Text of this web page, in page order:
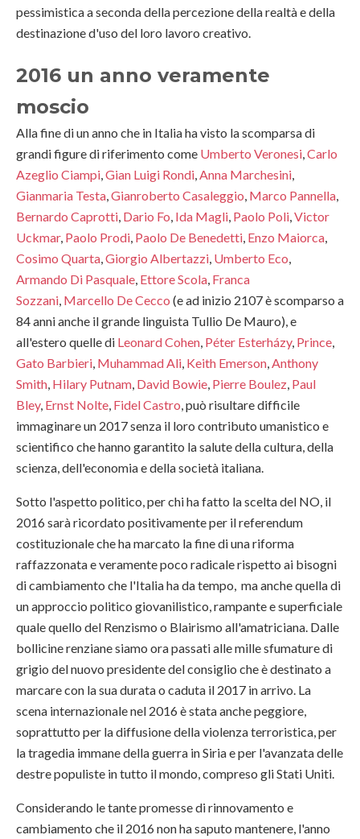
pessimistica a seconda della percezione della realtà e della
destinazione d'uso del loro lavoro creativo.
2016 un anno veramente
moscio
Alla fine di un anno che in Italia ha visto la scomparsa di
grandi figure di riferimento come Umberto Veronesi Carlo
Azeglio Ciampi Gian Luigi Rondi Anna Marchesini
Gianmaria Testa Gianroberto Casaleggio Marco Pannella
Bernardo Caprotti Dario Fo Ida Magli Paolo Poli Victor
Uckmar, Paolo Prodi Paolo De Benedetti Enzo Maiorca
Cosimo Quarta Giorgio Albertazzi Umberto Eco
Armando Di Pasquale Ettore Scola Franca
Sozzani Marcello De Cecco (e ad inizio 2107 è scomparso a
84 anni anche il grande linguista Tullio De Mauro), e
all'estero quelle di Leonard Cohen Péter Esterházy, Prince
Gato Barbieri Muhammad Ali Keith Emerson Anthony
Smith Hilary Putnam David Bowie Pierre Boulez Paul
Bley, Ernst Nolte Fidel Castro , può risultare difficile
immaginare un 2017 senza il loro contributo umanistico e
scientifico che hanno garantito la salute della cultura, della
scienza, dell'economia e della società italiana.
Sotto l'aspetto politico, per chi ha fatto la scelta del NO, il
2016 sarà ricordato positivamente per il referendum
costituzionale che ha marcato la fine di una riforma
raffazzonata e veramente poco radicale rispetto ai bisogni
di cambiamento che l'Italia ha da tempo, ma anche quella di
un approccio politico giovanilistico, rampante e superficiale
quale quello del Renzismo o Blairismo all'amatriciana. Dalle
bollicine renziane siamo ora passati alle mille sfumature di
grigio del nuovo presidente del consiglio che è destinato a
marcare con la sua durata o caduta il 2017 in arrivo. La
scena internazionale nel 2016 è stata anche peggiore,
soprattutto per la diffusione della violenza terroristica, per
la tragedia immane della guerra in Siria e per l'avanzata delle
destre populiste in tutto il mondo, compreso gli Stati Uniti.
Considerando le tante promesse di rinnovamento e
cambiamento che il 2016 non ha saputo mantenere, l'anno